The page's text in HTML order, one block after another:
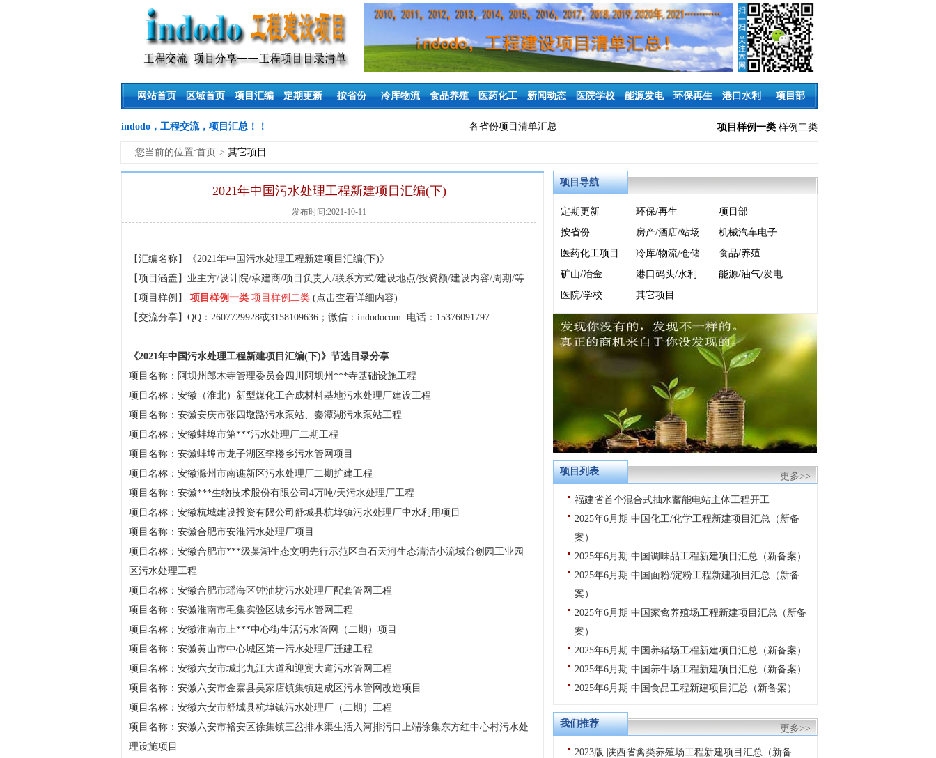
网站首页 区域首页 项目汇编 定期更新 按省份 冷库物流 食品养殖 医药化工 新闻动态 医院学校 能源发电 环保再生 港口水利 项目部
indodo，工程交流，项目汇总！！ 各省份项目清单汇总 项目样例一类 样例二类
您当前的位置:首页-> 其它项目
2021年中国污水处理工程新建项目汇编(下)
发布时间:2021-10-11
【汇编名称】《2021年中国污水处理工程新建项目汇编(下)》
【项目涵盖】业主方/设计院/承建商/项目负责人/联系方式/建设地点/投资额/建设内容/周期/等
【项目样例】 项目样例一类 项 目样例二类 (点击查看详细内容)
【交流分享】QQ：2607729928或3158109636；微信：indodocom 电话：15376091797
《2021年中国污水处理工程新建项目汇编(下)》节选目录分享
项目名称：阿坝州郎木寺管理委员会四川阿坝州***寺基础设施工程
项目名称：安徽（淮北）新型煤化工合成材料基地污水处理厂建设工程
项目名称：安徽安庆市张四墩路污水泵站、秦潭湖污水泵站工程
项目名称：安徽蚌埠市第***污水处理厂二期工程
项目名称：安徽蚌埠市龙子湖区李楼乡污水管网项目
项目名称：安徽滁州市南谯新区污水处理厂二期扩建工程
项目名称：安徽***生物技术股份有限公司4万吨/天污水处理厂工程
项目名称：安徽杭城建设投资有限公司舒城县杭埠镇污水处理厂中水利用项目
项目名称：安徽合肥市安淮污水处理厂项目
项目名称：安徽合肥市***级巢湖生态文明先行示范区白石天河生态清洁小流域台创园工业园
区污水处理工程
项目名称：安徽合肥市瑶海区钟油坊污水处理厂配套管网工程
项目名称：安徽淮南市毛集实验区城乡污水管网工程
项目名称：安徽淮南市上***中心街生活污水管网（二期）项目
项目名称：安徽黄山市中心城区第一污水处理厂迁建工程
项目名称：安徽六安市城北九江大道和迎宾大道污水管网工程
项目名称：安徽六安市金寨县吴家店镇集镇建成区污水管网改造项目
项目名称：安徽六安市舒城县杭埠镇污水处理厂（二期）工程
项目名称：安徽六安市裕安区徐集镇三岔排水渠生活入河排污口上端徐集东方红中心村污水处
理设施项目
项目导航
定期更新 环保/再生
项目部
按省份
房产/酒店/站场
机械汽车电子
医药化工项目
冷库/物流/仓储
食品/养殖
矿山/冶金
港口码头/水利
能源/油气/发电
医院/学校
其它项目
更多>>
项目列表
福建省首个混合式抽水蓄能电站主体工程开工
2025年6月期 中国化工/化学工程新建项目汇总（新备
案）
2025年6月期 中国调味品工程新建项目汇总（新备案）
2025年6月期 中国面粉/淀粉工程新建项目汇总（新备
案）
2025年6月期 中国家禽养殖场工程新建项目汇总（新备
案）
2025年6月期 中国养猪场工程新建项目汇总（新备案）
2025年6月期 中国养牛场工程新建项目汇总（新备案）
2025年6月期 中国食品工程新建项目汇总（新备案）
更多>>
我们推荐
2023版 陕西省禽类养殖场工程新建项目汇总（新备